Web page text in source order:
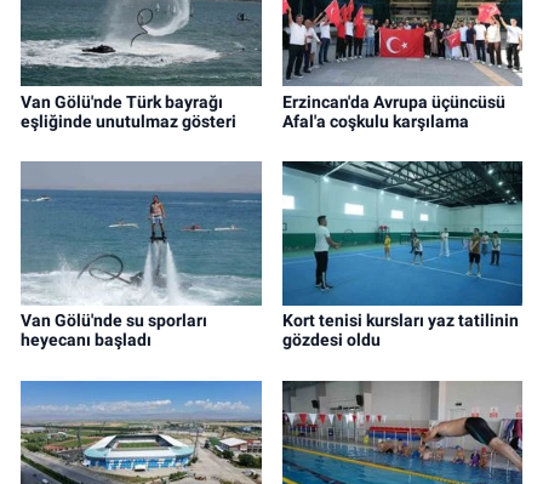
Van Gölü'nde Türk bayrağı
eşliğinde unutulmaz gösteri
Erzincan'da Avrupa üçüncüsü
Afal'a coşkulu karşılama
Van Gölü'nde su sporları
heyecanı başladı
Kort tenisi kursları yaz tatilinin
gözdesi oldu